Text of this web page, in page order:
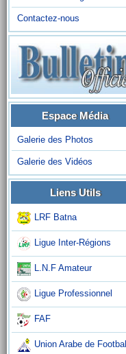
Contactez-nous
Espace Média
Galerie des Photos
Galerie des Vidéos
Liens Utils
LRF Batna
Ligue Inter-Régions
L.N.F Amateur
Ligue Professionnel
FAF
Union Arabe de Football